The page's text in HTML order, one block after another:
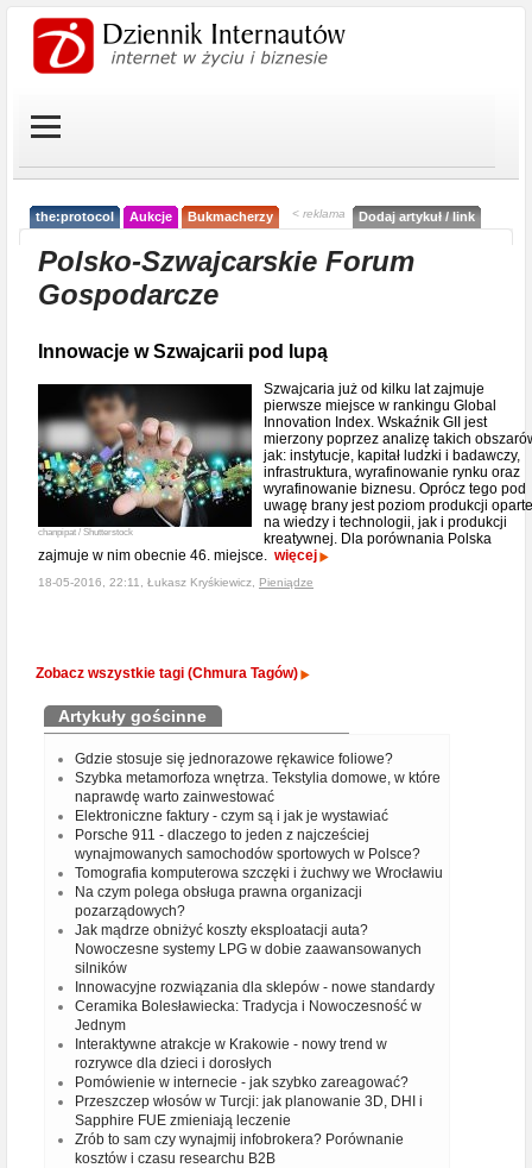
the:protocol Aukcje Bukmacherzy < reklama Dodaj artykuł / link
Polsko-Szwajcarskie Forum
Gospodarcze
Innowacje w Szwajcarii pod lupą
chanpipat / Shutterstock
Szwajcaria już od kilku lat zajmuje
pierwsze miejsce w rankingu Global
Innovation Index. Wskaźnik GII jest
mierzony poprzez analizę takich
jak: instytucje, kapitał ludzki i badawczy,
infrastruktura, wyrafinowanie rynku oraz
wyrafinowanie biznesu. Oprócz tego pod
uwagę brany jest poziom produkcji
na wiedzy i technologii, jak i produkcji
kreatywnej. Dla porównania Polska
zajmuje w nim obecnie 46. miejsce. więcej
18-05-2016, 22:11, Łukasz Kryśkiewicz, Pieniądze
Zobacz wszystkie tagi (Chmura Tagów)
Artykuły gościnne
Gdzie stosuje się jednorazowe rękawice foliowe?
Szybka metamorfoza wnętrza. Tekstylia domowe, w które
naprawdę warto zainwestować
Elektroniczne faktury - czym są i jak je wystawiać
Porsche 911 - dlaczego to jeden z najcześciej
wynajmowanych samochodów sportowych w Polsce?
Tomografia komputerowa szczęki i żuchwy we Wrocławiu
Na czym polega obsługa prawna organizacji
pozarządowych?
Jak mądrze obniżyć koszty eksploatacji auta?
Nowoczesne systemy LPG w dobie zaawansowanych
silników
Innowacyjne rozwiązania dla sklepów - nowe standardy
Ceramika Bolesławiecka: Tradycja i Nowoczesność w
Jednym
Interaktywne atrakcje w Krakowie - nowy trend w
rozrywce dla dzieci i dorosłych
Pomówienie w internecie - jak szybko zareagować?
Przeszczep włosów w Turcji: jak planowanie 3D, DHI i
Sapphire FUE zmieniają leczenie
Zrób to sam czy wynajmij infobrokera? Porównanie
kosztów i czasu researchu B2B